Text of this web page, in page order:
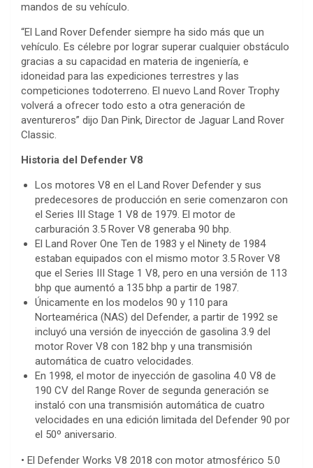
mandos de su vehículo.
“El Land Rover Defender siempre ha sido más que un
vehículo. Es célebre por lograr superar cualquier obstáculo
gracias a su capacidad en materia de ingeniería, e
idoneidad para las expediciones terrestres y las
competiciones todoterreno. El nuevo Land Rover Trophy
volverá a ofrecer todo esto a otra generación de
aventureros” dijo Dan Pink, Director de Jaguar Land Rover
Classic.
Historia del Defender V8
Los motores V8 en el Land Rover Defender y sus
predecesores de producción en serie comenzaron con
el Series III Stage 1 V8 de 1979. El motor de
carburación 3.5 Rover V8 generaba 90 bhp.
El Land Rover One Ten de 1983 y el Ninety de 1984
estaban equipados con el mismo motor 3.5 Rover V8
que el Series III Stage 1 V8, pero en una versión de 113
bhp que aumentó a 135 bhp a partir de 1987.
Únicamente en los modelos 90 y 110 para
Norteamérica (NAS) del Defender, a partir de 1992 se
incluyó una versión de inyección de gasolina 3.9 del
motor Rover V8 con 182 bhp y una transmisión
automática de cuatro velocidades.
En 1998, el motor de inyección de gasolina 4.0 V8 de
190 CV del Range Rover de segunda generación se
instaló con una transmisión automática de cuatro
velocidades en una edición limitada del Defender 90 por
el 50º aniversario.
• El Defender Works V8 2018 con motor atmosférico 5.0